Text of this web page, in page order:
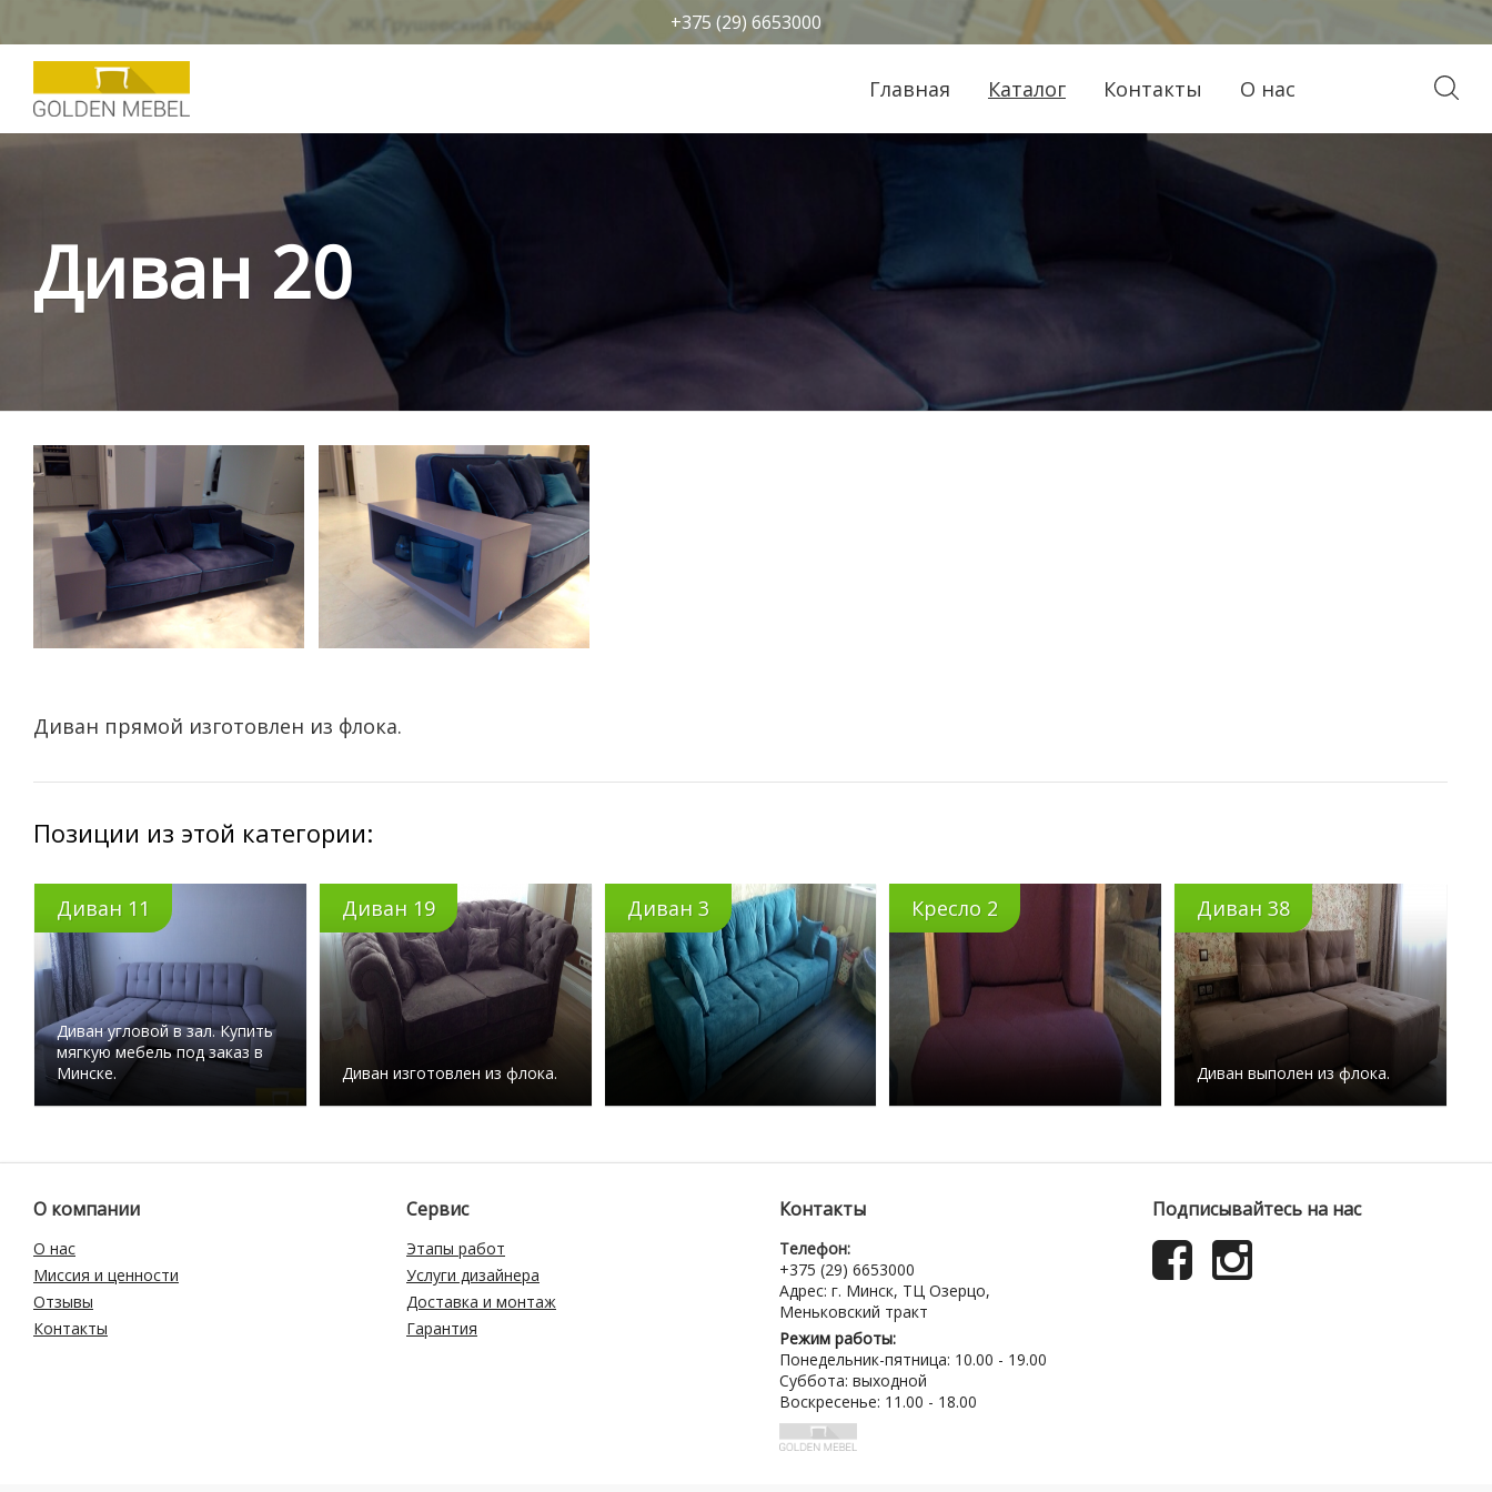
+375 (29) 6653000
Главная Каталог Контакты О нас
Диван 20
Диван прямой изготовлен из флока.
Позиции из этой категории:
Диван 11
Диван угловой в зал. Купить
мягкую мебель под заказ в
Минске.
Диван 19
Диван изготовлен из флока.
Диван 3 Кресло 2 Диван 38
Диван выполен из флока.
О компании
О нас
Миссия и ценности
Отзывы
Контакты
Сервис
Этапы работ
Услуги дизайнера
Доставка и монтаж
Гарантия
Контакты
Телефон:
+375 (29) 6653000
Адрес: г. Минск, ТЦ Озерцо,
Меньковский тракт
Режим работы:
Понедельник-пятница: 10.00 - 19.00
Суббота: выходной
Воскресенье: 11.00 - 18.00
Подписывайтесь на нас